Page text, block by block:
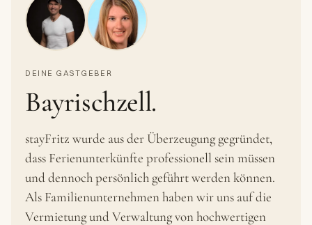
DEINE GASTGEBER
Bayrischzell.
stayFritz wurde aus der Überzeugung gegründet,
dass Ferienunterkünfte professionell sein müssen
und dennoch persönlich geführt werden können.
Als Familienunternehmen haben wir uns auf die
Vermietung und Verwaltung von hochwertigen